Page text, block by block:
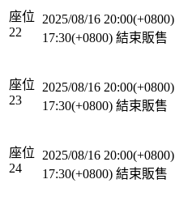
座位
22
2025/08/16 20:00(+0800)
17:30(+0800) 結束販售
座位
23
2025/08/16 20:00(+0800)
17:30(+0800) 結束販售
座位
24
2025/08/16 20:00(+0800)
17:30(+0800) 結束販售